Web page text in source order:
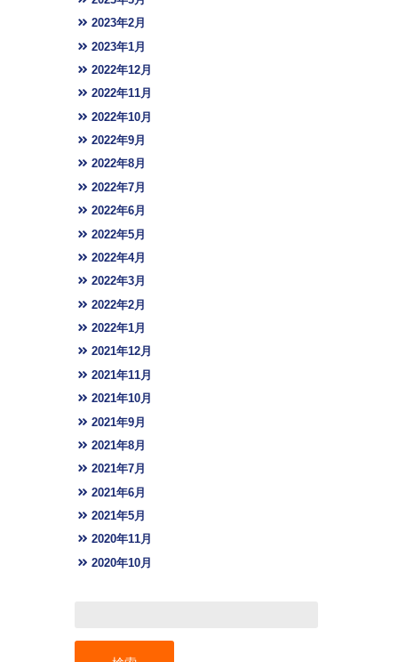
2023年2月
2023年1月
2022年12月
2022年11月
2022年10月
2022年9月
2022年8月
2022年7月
2022年6月
2022年5月
2022年4月
2022年3月
2022年2月
2022年1月
2021年12月
2021年11月
2021年10月
2021年9月
2021年8月
2021年7月
2021年6月
2021年5月
2020年11月
2020年10月